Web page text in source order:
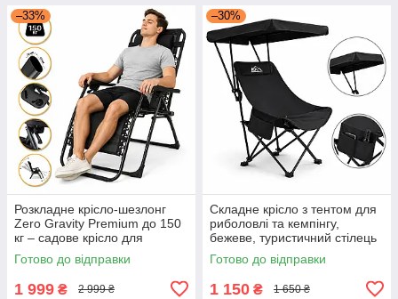
–33%
Розкладне крісло-шезлонг
Zero Gravity Premium до 150
кг – садове крісло для
відпочинку, кемпінгу, тераси
та дачі, різні кольори
Готово до відправки
1 999 ₴ 2 999 ₴
–30%
Складне крісло з тентом для
риболовлі та кемпінгу,
бежеве, туристичний стілець
із навісом і боковим
органайзером
Готово до відправки
1 150 ₴ 1 650 ₴